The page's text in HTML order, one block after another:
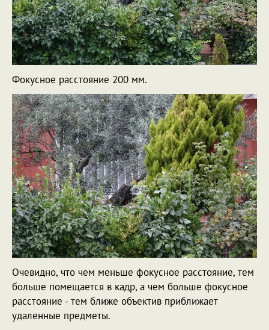
Фокусное расстояние 200 мм.
Очевидно, что чем меньше фокусное расстояние, тем
больше помещается в кадр, а чем больше фокусное
расстояние - тем ближе объектив приближает
удаленные предметы.